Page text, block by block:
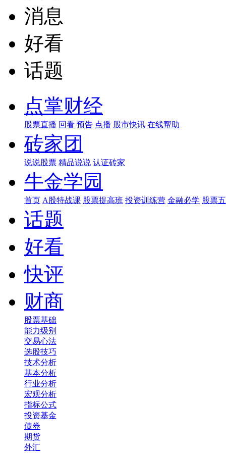
消息
好看
话题
点掌财经
股票直播 回看 预告 点播 股市快讯 在线帮助
砖家团
说说股票 精品说说 认证砖家
牛金学园
首页 A股特战课 股票提高班 投资训练营 金融必学 股票
话题
好看
快评
财商
股票基础
能力级别
交易心法
选股技巧
技术分析
基本分析
行业分析
宏观分析
指标公式
投资基金
债券
期货
外汇